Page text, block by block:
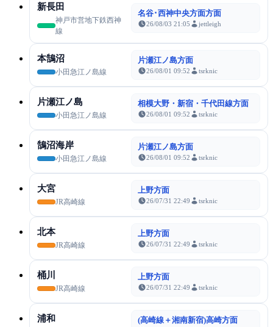
新長田
神戸市営地下鉄西神
線
名谷･西神中央方面方面
26/08/03 21:05 jettleigh
本鵠沼
小田急江ノ島線
片瀬江ノ島方面
26/08/01 09:52 tsrknic
片瀬江ノ島
小田急江ノ島線
相模大野・新宿・千代田線方面
26/08/01 09:52 tsrknic
鵠沼海岸
小田急江ノ島線
片瀬江ノ島方面
26/08/01 09:52 tsrknic
大宮
JR高崎線
上野方面
26/07/31 22:49 tsrknic
北本
JR高崎線
上野方面
26/07/31 22:49 tsrknic
桶川
JR高崎線
上野方面
26/07/31 22:49 tsrknic
浦和 (高崎線＋湘南新宿)高崎方面